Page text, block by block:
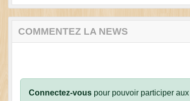
COMMENTEZ LA NEWS
Connectez-vous pour pouvoir participer